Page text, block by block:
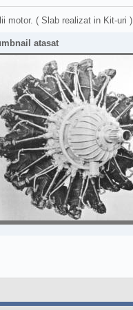
motor. ( Slab realizat in Kit-uri )
atasat